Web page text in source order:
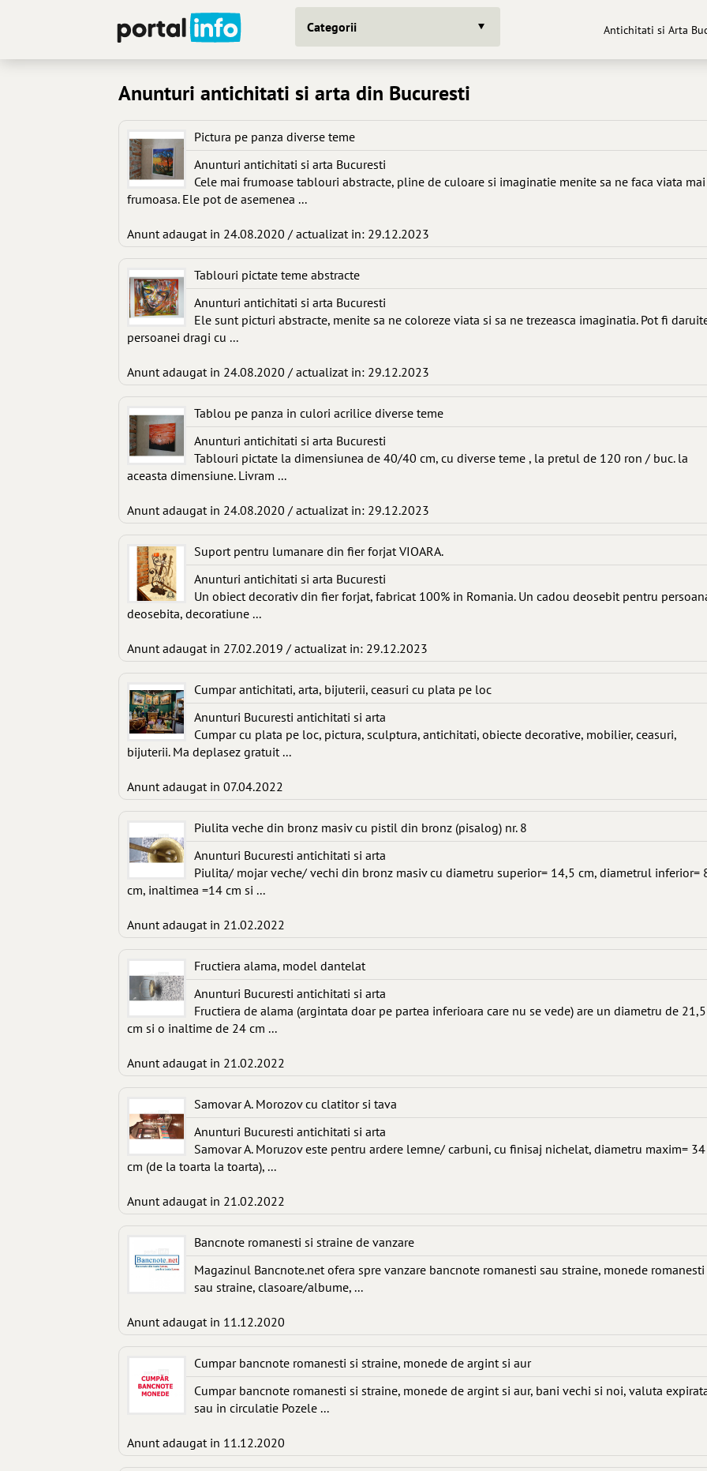
Categorii Antichitati si Arta
Anunturi antichitati si arta din Bucuresti
Pictura pe panza diverse teme
Anunturi antichitati si arta Bucuresti
Cele mai frumoase tablouri abstracte, pline de culoare si imaginatie menite sa ne faca viata mai
frumoasa. Ele pot de asemenea ...
Anunt adaugat in 24.08.2020 / actualizat in: 29.12.2023
Tablouri pictate teme abstracte
Anunturi antichitati si arta Bucuresti
Ele sunt picturi abstracte, menite sa ne coloreze viata si sa ne trezeasca imaginatia. Pot fi
persoanei dragi cu ...
Anunt adaugat in 24.08.2020 / actualizat in: 29.12.2023
Tablou pe panza in culori acrilice diverse teme
Anunturi antichitati si arta Bucuresti
Tablouri pictate la dimensiunea de 40/40 cm, cu diverse teme , la pretul de 120 ron / buc. la
aceasta dimensiune. Livram ...
Anunt adaugat in 24.08.2020 / actualizat in: 29.12.2023
Suport pentru lumanare din fier forjat VIOARA.
Anunturi antichitati si arta Bucuresti
Un obiect decorativ din fier forjat, fabricat 100% in Romania. Un cadou deosebit pentru
deosebita, decoratiune ...
Anunt adaugat in 27.02.2019 / actualizat in: 29.12.2023
Cumpar antichitati, arta, bijuterii, ceasuri cu plata pe loc
Anunturi Bucuresti antichitati si arta
Cumpar cu plata pe loc, pictura, sculptura, antichitati, obiecte decorative, mobilier, ceasuri,
bijuterii. Ma deplasez gratuit ...
Anunt adaugat in 07.04.2022
Piulita veche din bronz masiv cu pistil din bronz (pisalog) nr. 8
Anunturi Bucuresti antichitati si arta
Piulita/ mojar veche/ vechi din bronz masiv cu diametru superior= 14,5 cm, diametrul inferior=
cm, inaltimea =14 cm si ...
Anunt adaugat in 21.02.2022
Fructiera alama, model dantelat
Anunturi Bucuresti antichitati si arta
Fructiera de alama (argintata doar pe partea inferioara care nu se vede) are un diametru de 21,5
cm si o inaltime de 24 cm ...
Anunt adaugat in 21.02.2022
Samovar A. Morozov cu clatitor si tava
Anunturi Bucuresti antichitati si arta
Samovar A. Moruzov este pentru ardere lemne/ carbuni, cu finisaj nichelat, diametru maxim= 34
cm (de la toarta la toarta), ...
Anunt adaugat in 21.02.2022
Bancnote romanesti si straine de vanzare
Magazinul Bancnote.net ofera spre vanzare bancnote romanesti sau straine, monede romanesti
sau straine, clasoare/albume, ...
Anunt adaugat in 11.12.2020
Cumpar bancnote romanesti si straine, monede de argint si aur
Cumpar bancnote romanesti si straine, monede de argint si aur, bani vechi si noi, valuta
sau in circulatie Pozele ...
Anunt adaugat in 11.12.2020